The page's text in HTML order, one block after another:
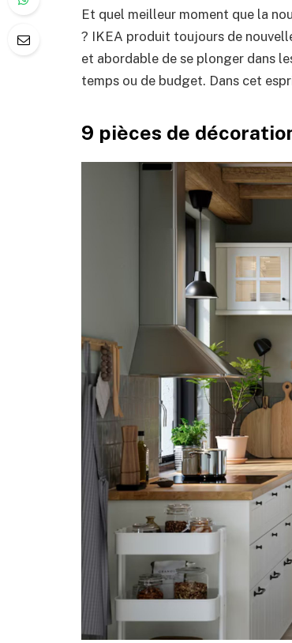
Et quel meilleur moment que la
? IKEA produit toujours de
et abordable de se plonger dans
temps ou de budget. Dans cet
9 pièces de